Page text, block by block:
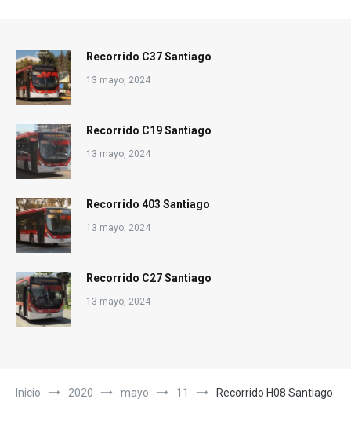
Recorrido C37 Santiago
13 mayo, 2024
Recorrido C19 Santiago
13 mayo, 2024
Recorrido 403 Santiago
13 mayo, 2024
Recorrido C27 Santiago
13 mayo, 2024
Inicio 2020 mayo 11 Recorrido H08 Santiago